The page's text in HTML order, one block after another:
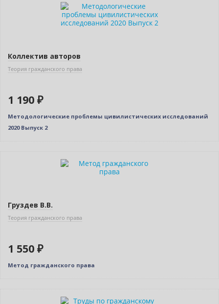
Коллектив авторов
Теория гражданского права
1 190 ₽
Методологические проблемы цивилистических исследований
2020 Выпуск 2
Груздев В.В.
Теория гражданского права
1 550 ₽
Метод гражданского права